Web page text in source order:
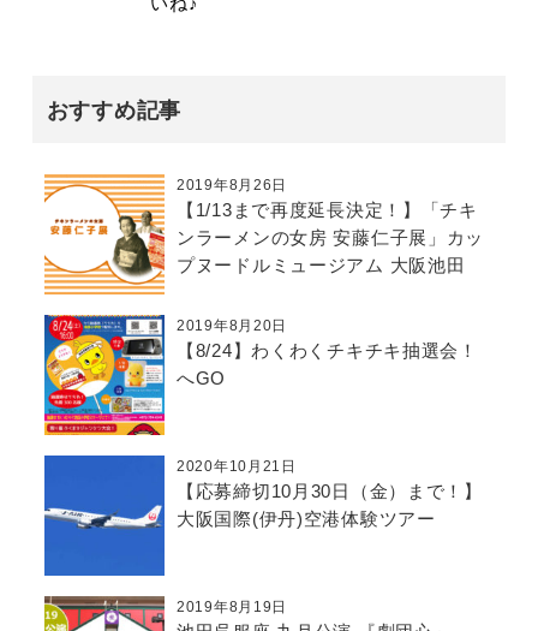
いね♪
おすすめ記事
2019年8月26日
【1/13まで再度延長決定！】「チキ
ンラーメンの女房 安藤仁子展」カッ
プヌードルミュージアム 大阪池田
2019年8月20日
【8/24】わくわくチキチキ抽選会！
へGO
2020年10月21日
【応募締切10月30日（金）まで！】
大阪国際(伊丹)空港体験ツアー
2019年8月19日